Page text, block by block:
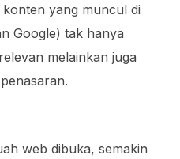
yang muncul di
Google) tak hanya
melainkan juga
web dibuka, semakin